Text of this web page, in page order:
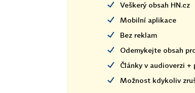
Veškerý obsah HN.cz
Mobilní aplikace
Bez reklam
Odemykejte obsah
Články v audioverzi +
Možnost kdykoliv